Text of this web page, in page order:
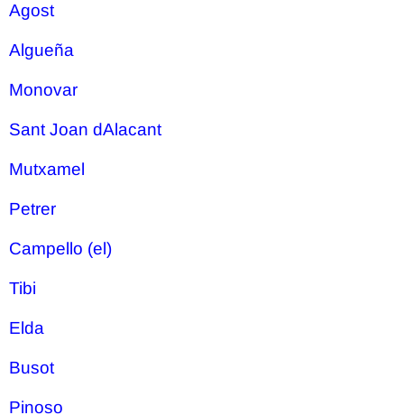
Agost
Algueña
Monovar
Sant Joan dAlacant
Mutxamel
Petrer
Campello (el)
Tibi
Elda
Busot
Pinoso